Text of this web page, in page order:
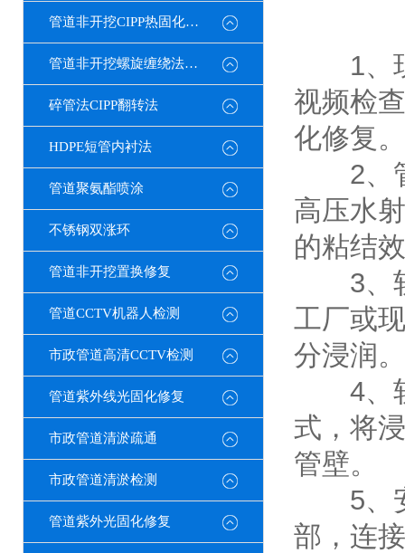
管道非开挖CIPP热固化修复
管道非开挖螺旋缠绕法修复
碎管法CIPP翻转法
HDPE短管内衬法
管道聚氨酯喷涂
不锈钢双涨环
管道非开挖置换修复
管道CCTV机器人检测
市政管道高清CCTV检测
管道紫外线光固化修复
市政管道清淤疏通
市政管道清淤检测
管道紫外光固化修复
1、现
视频检
化修复。
2、管
高压水
的粘结
3、软
工厂或
分浸润。
4、软
式，将
管壁。
5、安
部，连